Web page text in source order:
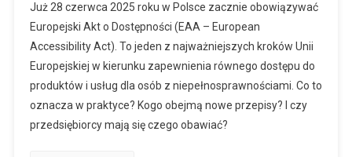
Już 28 czerwca 2025 roku w Polsce zacznie obowiązywać
Europejski Akt o Dostępności (EAA – European
Accessibility Act). To jeden z najważniejszych kroków Unii
Europejskiej w kierunku zapewnienia równego dostępu do
produktów i usług dla osób z niepełnosprawnościami. Co to
oznacza w praktyce? Kogo obejmą nowe przepisy? I czy
przedsiębiorcy mają się czego obawiać?